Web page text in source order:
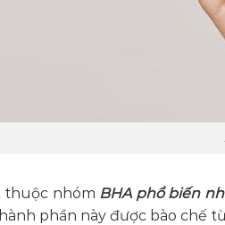
thuộc nhóm BHA phổ biến
phần này được bào chế